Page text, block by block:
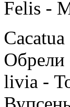
Felis -
Обрели
livia -